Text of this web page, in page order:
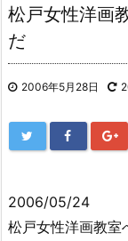
松戸女性洋画
だ
2006年5月28日
2006/05/24
松戸女性洋画教室